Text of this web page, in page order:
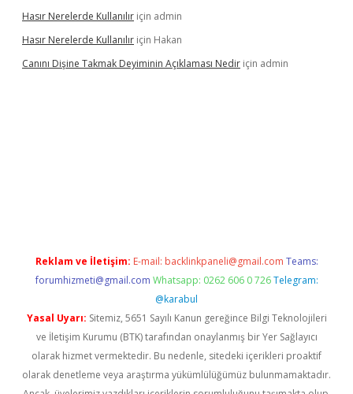
Hasır Nerelerde Kullanılır için admin
Hasır Nerelerde Kullanılır için Hakan
Canını Dişine Takmak Deyiminin Açıklaması Nedir için admin
Reklam ve İletişim: E-mail: backlinkpaneli@gmail.com Teams:
forumhizmeti@gmail.com Whatsapp: 0262 606 0 726 Telegram:
@karabul
Yasal Uyarı: Sitemiz, 5651 Sayılı Kanun gereğince Bilgi Teknolojileri
ve İletişim Kurumu (BTK) tarafından onaylanmış bir Yer Sağlayıcı
olarak hizmet vermektedir. Bu nedenle, sitedeki içerikleri proaktif
olarak denetleme veya araştırma yükümlülüğümüz bulunmamaktadır.